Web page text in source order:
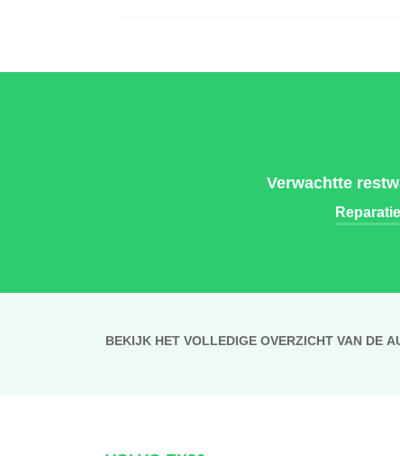
Verwachtte
BEKIJK HET VOLLEDIGE OVERZICHT VAN DE